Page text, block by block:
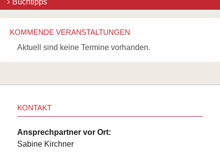
KOMMENDE VERANSTALTUNGEN
Aktuell sind keine Termine vorhanden.
KONTAKT
Ansprechpartner vor Ort:
Sabine Kirchner